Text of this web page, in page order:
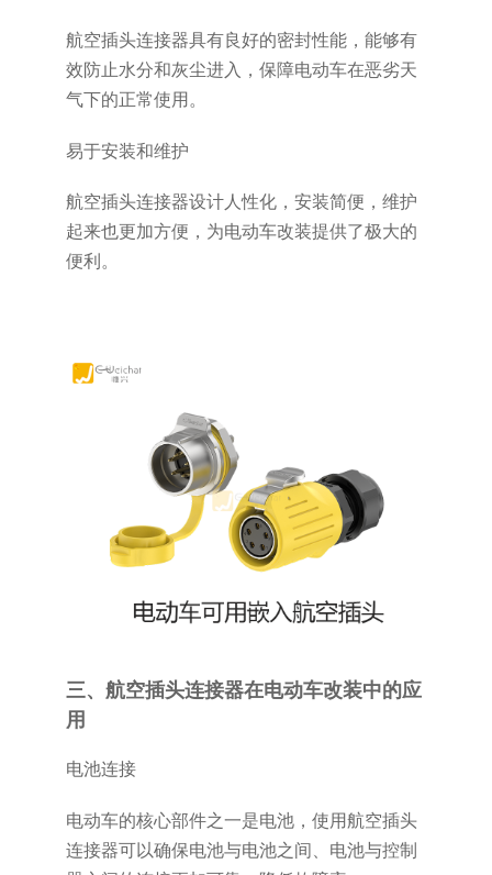
航空插头连接器具有良好的密封性能，能够有
效防止水分和灰尘进入，保障电动车在恶劣天
气下的正常使用。
易于安装和维护
航空插头连接器设计人性化，安装简便，维护
起来也更加方便，为电动车改装提供了极大的
便利。
三、航空插头连接器在电动车改装中的应
用
电池连接
电动车的核心部件之一是电池，使用航空插头
连接器可以确保电池与电池之间、电池与控制